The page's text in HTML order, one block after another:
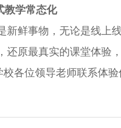
教学常态化
新鲜事物，无论是线上
还原最真实的课堂体验
各位领导老师联系体